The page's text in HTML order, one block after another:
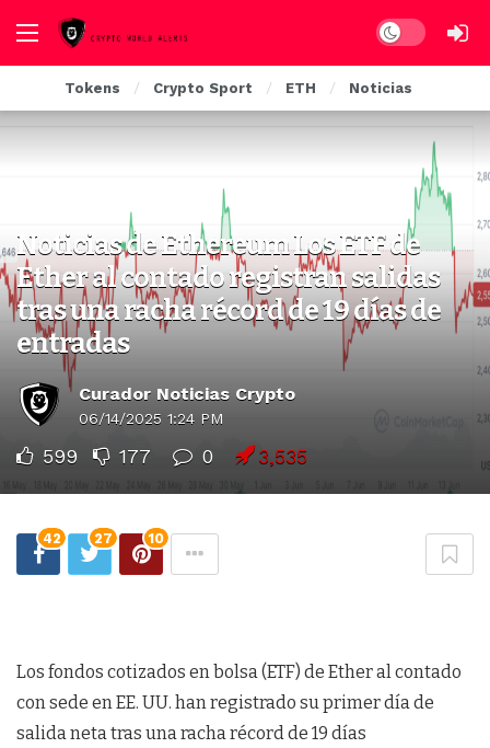
Dark mode
Tokens Crypto Sport ETH Noticias
Noticias de Ethereum Los ETF de
Ether al contado registran salidas
tras una racha récord de 19 días de
entradas
Curador Noticias Crypto
06/14/2025 1:24 PM
599 177 0 3,535
42 27 10
Los fondos cotizados en bolsa (ETF) de Ether al contado
con sede en EE. UU. han registrado su primer día de
salida neta tras una racha récord de 19 días